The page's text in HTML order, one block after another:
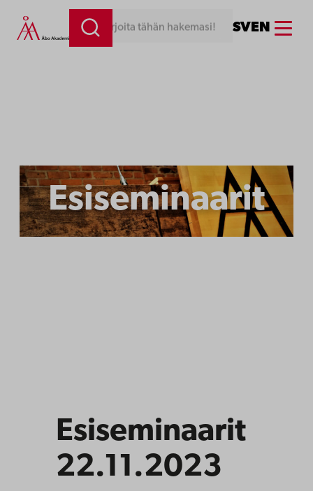
Siirry
sisältöön
Kirjoita tähän hakemasi! SVEN Menu
Esiseminaarit
Esiseminaarit
22.11.2023